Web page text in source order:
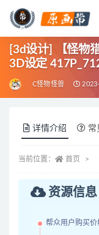
[3d设计] 【怪物
3D设定
C怪物怪兽
详情介绍 常
当前位置： 首页
资源信息
帮众用户购买价